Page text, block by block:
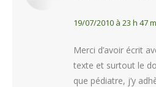
19/07/2010 à 23 h 47
Merci d’avoir écrit
texte et surtout le
que pédiatre, j’y